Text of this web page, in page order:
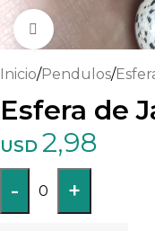
Haga clic para
Inicio/Pendulos/
Esfera de
USD 2,98
- 0 +